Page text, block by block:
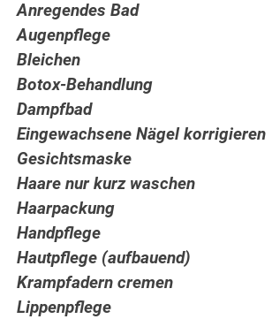
Anregendes Bad
Augenpflege
Bleichen
Botox-Behandlung
Dampfbad
Eingewachsene Nägel korrigieren
Gesichtsmaske
Haare nur kurz waschen
Haarpackung
Handpflege
Hautpflege (aufbauend)
Krampfadern cremen
Lippenpflege